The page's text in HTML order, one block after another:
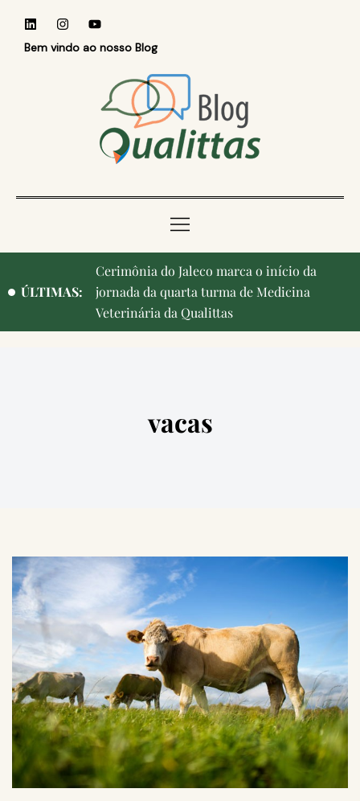
Bem vindo ao nosso Blog
ÚLTIMAS:
Cerimônia do Jaleco marca o início da
jornada da quarta turma de Medicina
Veterinária da Qualittas
vacas